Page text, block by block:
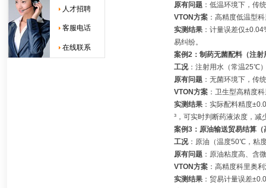
人才招聘
客服电话
在线联系
原有问题：低温环境下，传
VTON方案：高精度低温型
实测结果：计量误差仅
易纠纷。
案例2：制药无菌配料（注
工况：注射用水（常温25℃
原有问题：无菌环境下，传
VTON方案：卫生型高精度
实测结果：实际配料精度
³，可实时判断药液浓度，减
案例3：原油输送贸易结算（
工况：原油（温度50℃，粘
原有问题：原油粘度高、含
VTON方案：高精度科里奥
实测结果：贸易计量误差